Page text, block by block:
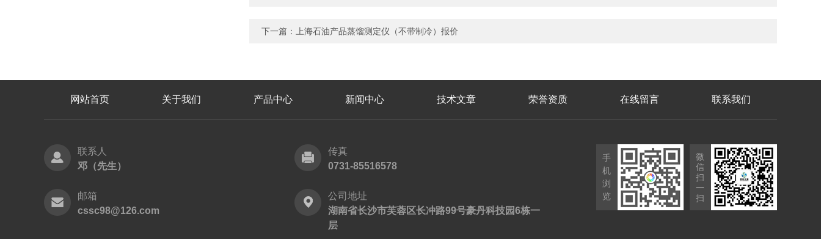
下一篇： 上海石油产品蒸馏测定仪（不带制冷）报价
网站首页 关于我们 产品中心 新闻中心 技术文章 荣誉资质 在线留言 联系我们
联系人
邓（先生）
传真
0731-85516578
邮箱
cssc98@126.com
公司地址
湖南省长沙市芙蓉区长冲路99号豪丹科技园6栋一
层
手
机
浏
览
微
信
扫
一
扫